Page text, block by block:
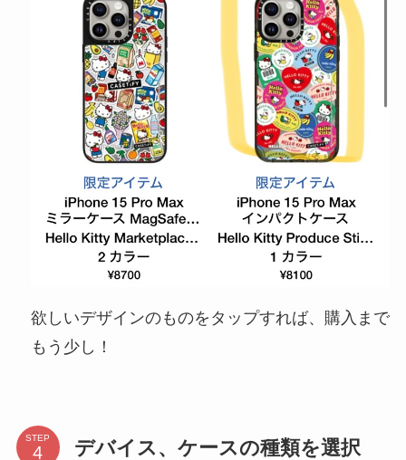
欲しいデザインのものをタップすれば、購入まで
もう少し！
STEP デバイス、ケースの種類を選択